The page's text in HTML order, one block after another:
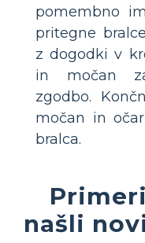
pomembno
pritegne
z dogodki v
in močan
zgodbo.
močan in
bralca.
našli